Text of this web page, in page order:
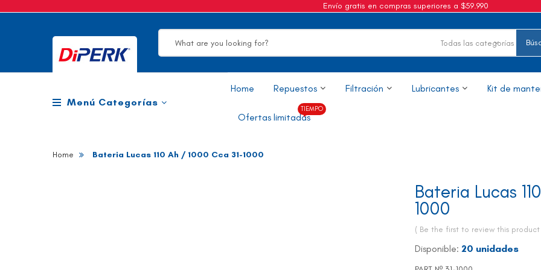
Envío gratis en compras superiores a $59.990
Todas las categorías
Menú Categorías
Home Repuestos Filtración Lubricantes Kit de
Ofertas limitadas
Home Bateria Lucas 110 Ah / 1000 Cca 31-1000
Bateria Lucas
1000
Be the first to review this
Disponible: 20 unidades